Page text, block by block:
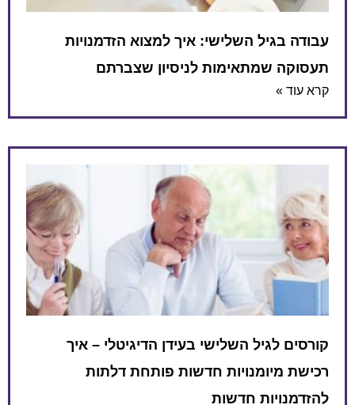
עבודה בגיל השלישי: איך למצוא הזדמנויות
תעסוקה שמתאימות לניסיון שצברתם
קרא עוד »
קורסים לגיל השלישי בעידן הדיגיטלי – איך
רכישת מיומנויות חדשות פותחת דלתות
להזדמנויות חדשות